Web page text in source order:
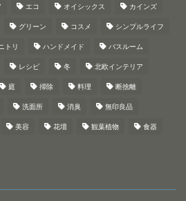
エコ オイシックス カインズ
グリーン コスメ シンプルライフ
ニトリ ハンドメイド バスルーム
レシピ 冬 北欧インテリア
庭 掃除 料理 断捨離
洗面所 消臭 無印良品
美容 花壇 観葉植物 食器